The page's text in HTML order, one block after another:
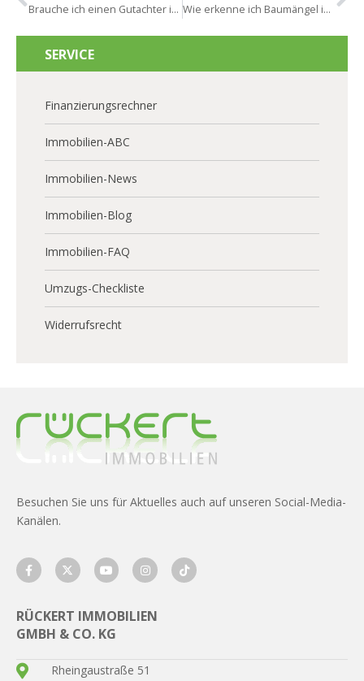
Brauche ich einen Gutachter in Bad Schwalbach? Wie erkenne ich Baumängel in Bad Schwalbach?
SERVICE
Finanzierungsrechner
Immobilien-ABC
Immobilien-News
Immobilien-Blog
Immobilien-FAQ
Umzugs-Checkliste
Widerrufsrecht
Besuchen Sie uns für Aktuelles auch auf unseren Social-Media-
Kanälen.
RÜCKERT IMMOBILIEN
GMBH & CO. KG
Rheingaustraße 51